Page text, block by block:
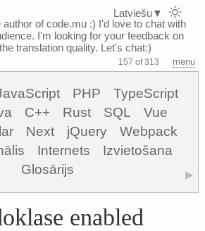
of code.mu :) I'd love to chat with
I'm looking for your feedback on
translation quality. Let's chat:)
157 of 313 menu
PHP
TypeScript
C++ Rust SQL
Vue
Next jQuery
Webpack
Internets
Izvietošana
Glosārijs
▶
enabled
Latviešu▼